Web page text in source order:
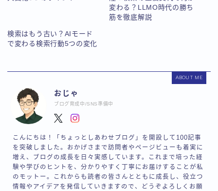
変わる？LLMO時代の勝ち
筋を徹底解説
検索はもう古い？AIモード
で変わる検索行動5つの変化
ABOUT ME
おじゃ
ブログ育成中/SNS準備中
こんにちは！「ちょっとしあわせブログ」を開設して100記事
を突破しました。おかげさまで訪問者やページビューも着実に
増え、ブログの成長を日々実感しています。これまで培った経
験や学びのヒントを、分かりやすく丁寧にお届けすることが私
のモットー。これからも読者の皆さんとともに成長し、役立つ
情報やアイデアを発信していきますので、どうぞよろしくお願